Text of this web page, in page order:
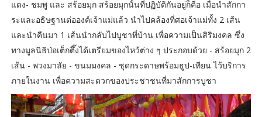
แดง- ชมพู และ สร้อยมุก สร้อยมุกนั้นที่ปฏิบัติกันอยู่ก็คือ เมื่อนำสักกา
ระและอธิษฐานต่อองค์เจ้าแม่แล้ว นำไปคล้องที่ศอเจ้าแม่ทั้ง 2 เส้น
และนำคืนมา 1 เส้นนำกลับไปบูชาที่บ้าน เพื่อความเป็นสิริมงคล ซึ่ง
ทางมูลนิธิป่อเต็กตึ๊งได้เตรียมของไหว้ต่าง ๆ ประกอบด้วย - สร้อยมุก 2
เส้น - พวงมาลัย - ขนมมงคล - ชุดกระดาษพร้อมธูป-เทียน ไว้บริการ
ภายในงาน เพื่อความสะดวกของประชาชนที่มาสักการบูชา